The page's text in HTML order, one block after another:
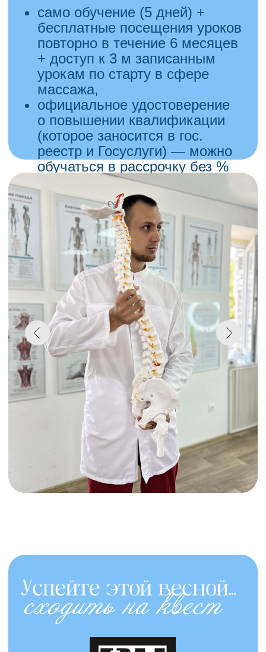
с отличным зрением!
Запишитесь на консультацию
уже сегодня!
Узнать подробнее
«HELLO, FLOWERS!»
приглашает вас создать свой
первый букет, композицию или
даже освоить новую профессию.
Чему можно научиться?
букеты